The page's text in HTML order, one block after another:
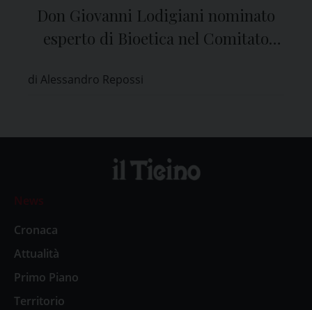
Don Giovanni Lodigiani nominato
esperto di Bioetica nel Comitato
di Alessandro Repossi
News
Cronaca
Attualità
Primo Piano
Territorio